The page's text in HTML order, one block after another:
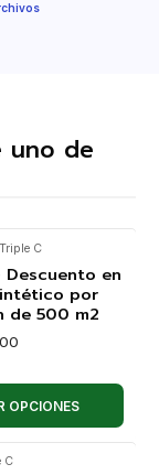
uno de
Triple C
en
por
de 500 m2
OPCIONES
C